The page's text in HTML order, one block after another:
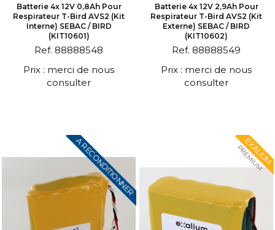
Batterie 4x 12V 0,8Ah Pour
Respirateur T-Bird AVS2 (kit
Interne) SEBAC / BIRD
(KIT10601)
Ref. 88888548
Prix : merci de nous
consulter
Batterie 4x 12V 2,9Ah Pour
Respirateur T-Bird AVS2 (kit
Externe) SEBAC / BIRD
(KIT10602)
Ref. 88888549
Prix : merci de nous
consulter
A RECONDITIONNER EXALIUM
PREMIUM